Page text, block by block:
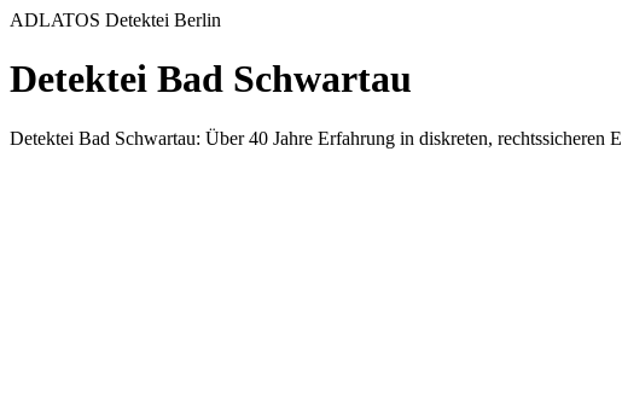
ADLATOS Detektei Berlin
Detektei Bad Schwartau
Detektei Bad Schwartau: Über 40 Jahre Erfahrung in diskreten,